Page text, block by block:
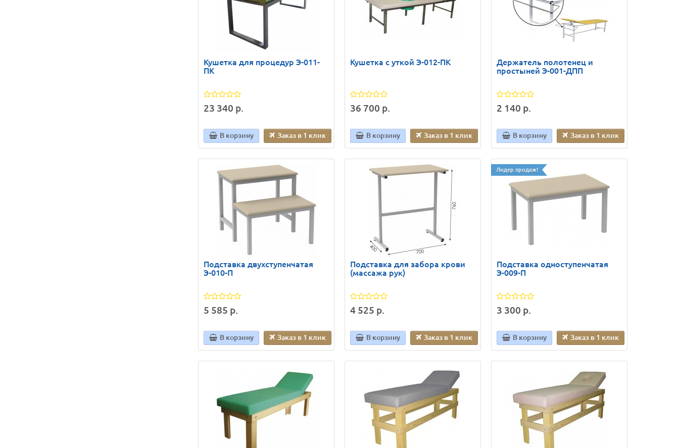
Кушетка для процедур Э-011-
ПК
23 340 р.
В корзину Заказ в 1 клик
Кушетка с уткой Э-012-ПК
36 700 р.
В корзину Заказ в 1 клик
Держатель полотенец и
простыней Э-001-ДПП
2 140 р.
В корзину Заказ в 1 клик
Подставка двухступенчатая
Э-010-П
5 585 р.
В корзину Заказ в 1 клик
Подставка для забора крови
(массажа рук)
4 525 р.
В корзину Заказ в 1 клик
Лидер продаж!
Подставка одноступенчатая
Э-009-П
3 300 р.
В корзину Заказ в 1 клик